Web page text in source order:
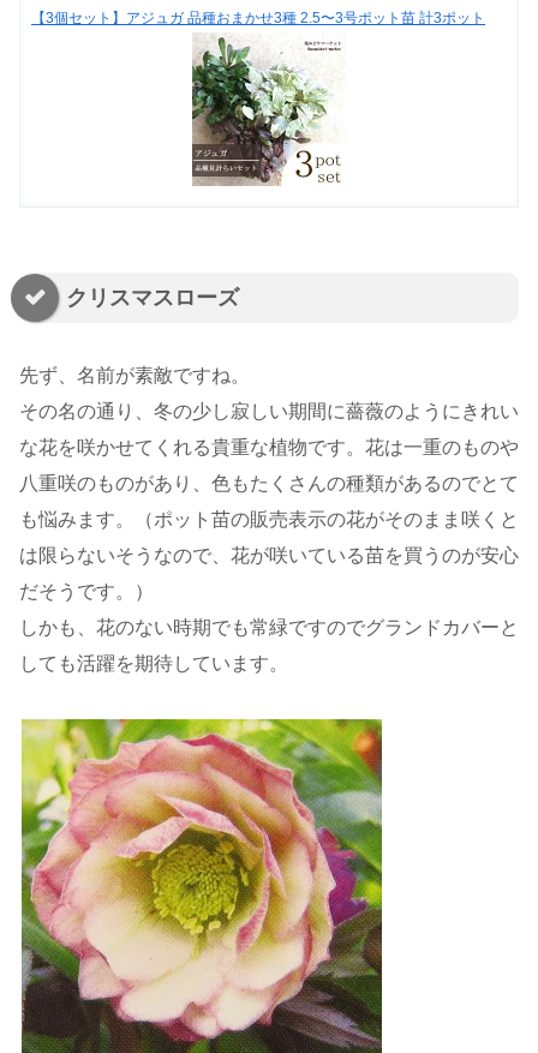
【3個セット】アジュガ 品種おまかせ3種 2.5〜3号ポット苗 計3ポット
クリスマスローズ
先ず、名前が素敵ですね。
その名の通り、冬の少し寂しい期間に薔薇のようにきれい
な花を咲かせてくれる貴重な植物です。花は一重のものや
八重咲のものがあり、色もたくさんの種類があるのでとて
も悩みます。（ポット苗の販売表示の花がそのまま咲くと
は限らないそうなので、花が咲いている苗を買うのが安心
だそうです。）
しかも、花のない時期でも常緑ですのでグランドカバーと
しても活躍を期待しています。